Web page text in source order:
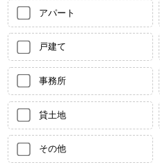
アパート
戸建て
事務所
貸土地
その他